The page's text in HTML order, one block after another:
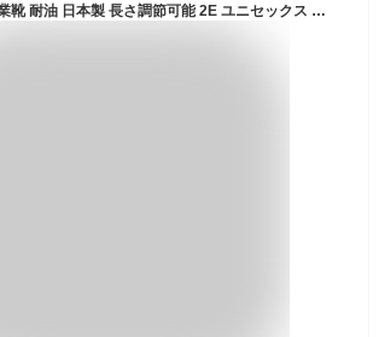
[アキレス] 長靴 作業靴 耐油 日本製 長さ調節可能 2E ユニセックス ワークマスター TWB 2100 ネイビー 28.0 cm 2E